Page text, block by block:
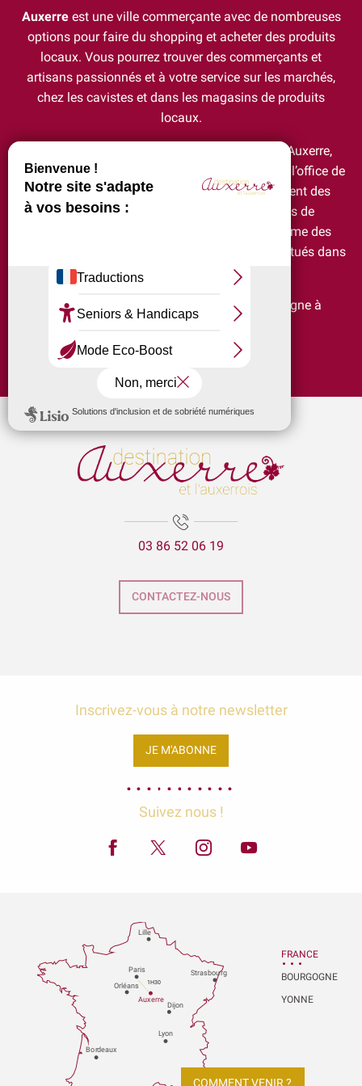
Auxerreest une ville commerçante avec de nombreuses
options pour faire du shopping et acheter des produits
locaux. Vous pourrez trouver des commerçants et
artisans passionnés et à votre service sur les marchés,
chez les cavistes et dans les magasins de produits
locaux.
N’oubliez pas d’acheter vos cartes postales d’Auxerre,
Chablis, Vézelay.. chez des artisans locaux ou à l’office de
tourisme directement. Vous trouverez également des
produits souvenirs de l’AJA, des grands vins de
Bourgogne, du fromage, des pâtisseries et même des
boules à neige. Sans oublier les commerçants situés dans
les environs d’Auxerre !
N’hésitez pas à emporter un bout de Bourgogne à
déguster chez vous!
Sixt location de voiture et VTC
Letellier Alexandre
Poudre Organic
Fimacroquer
Galerie Voyage sur Toiles03 86 52 06 19
CONTACTEZ-NOUS
Inscrivez-vous à notre newsletter
JE M'ABONNE
Suivez nous !
Paris
Dijon
Orléans
Bordeaux
Lyon
Auxerre
Strasbourg
Lille
1H30
FRANCE
BOURGOGNE
YONNE